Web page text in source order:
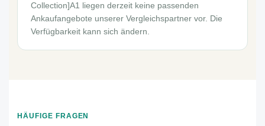
Collection]A1 liegen derzeit keine passenden
Ankaufangebote unserer Vergleichspartner vor. Die
Verfügbarkeit kann sich ändern.
HÄUFIGE FRAGEN